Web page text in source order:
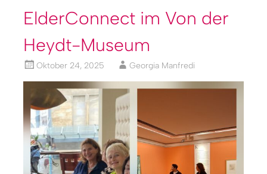
ElderConnect im Von der
Heydt-Museum
Oktober 24, 2025 Georgia Manfredi